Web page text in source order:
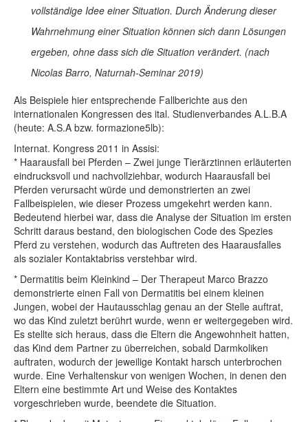
vollständige Idee einer Situation. Durch Änderung dieser
Wahrnehmung einer Situation können sich dann Lösungen
ergeben, ohne dass sich die Situation verändert. (nach
Nicolas Barro, Naturnah-Seminar 2019)
Als Beispiele hier entsprechende Fallberichte aus den
internationalen Kongressen des ital. Studienverbandes A.L.B.A
(heute: A.S.A bzw. formazione5lb):
Internat. Kongress 2011 in Assisi:
* Haarausfall bei Pferden – Zwei junge Tierärztinnen erläuterten
eindrucksvoll und nachvollziehbar, wodurch Haarausfall bei
Pferden verursacht würde und demonstrierten an zwei
Fallbeispielen, wie dieser Prozess umgekehrt werden kann.
Bedeutend hierbei war, dass die Analyse der Situation im ersten
Schritt daraus bestand, den biologischen Code des Spezies
Pferd zu verstehen, wodurch das Auftreten des Haarausfalles
als sozialer Kontaktabriss verstehbar wird.
* Dermatitis beim Kleinkind – Der Therapeut Marco Brazzo
demonstrierte einen Fall von Dermatitis bei einem kleinen
Jungen, wobei der Hautausschlag genau an der Stelle auftrat,
wo das Kind zuletzt berührt wurde, wenn er weitergegeben wird.
Es stellte sich heraus, dass die Eltern die Angewohnheit hatten,
das Kind dem Partner zu überreichen, sobald Darmkoliken
auftraten, wodurch der jeweilige Kontakt harsch unterbrochen
wurde. Eine Verhaltenskur von wenigen Wochen, in denen den
Eltern eine bestimmte Art und Weise des Kontaktes
vorgeschrieben wurde, beendete die Situation.